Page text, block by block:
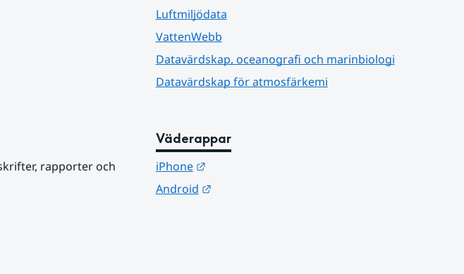
Luftmiljödata
VattenWebb
Datavärdskap, oceanografi och marinbiologi
Datavärdskap för atmosfärkemi
rapporter och
Väderappar
iPhone
Länk till annan webbplats.
Android
Länk till annan webbplats.